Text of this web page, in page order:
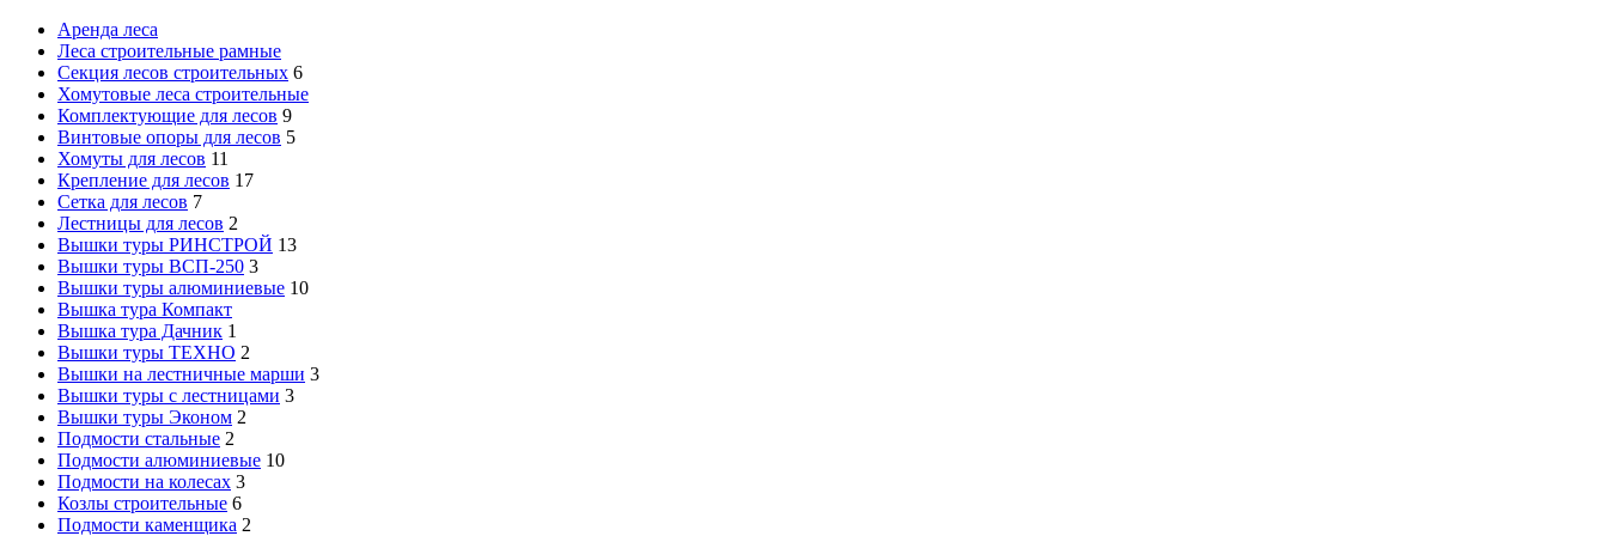
Аренда леса
Леса строительные рамные
Секция лесов строительных 6
Хомутовые леса строительные
Комплектующие для лесов 9
Винтовые опоры для лесов 5
Хомуты для лесов 11
Крепление для лесов 17
Сетка для лесов 7
Лестницы для лесов 2
Вышки туры РИНСТРОЙ 13
Вышки туры ВСП-250 3
Вышки туры алюминиевые 10
Вышка тура Компакт
Вышка тура Дачник 1
Вышки туры ТЕХНО 2
Вышки на лестничные марши 3
Вышки туры с лестницами 3
Вышки туры Эконом 2
Подмости стальные 2
Подмости алюминиевые 10
Подмости на колесах 3
Козлы строительные 6
Подмости каменщика 2